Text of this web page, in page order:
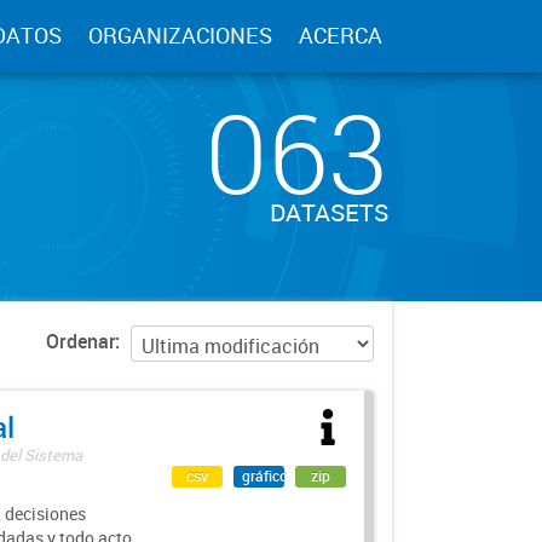
ORGANIZACIONES ACERCA
063
DATASETS
Ordenar
Sistema
csv gráfico zip